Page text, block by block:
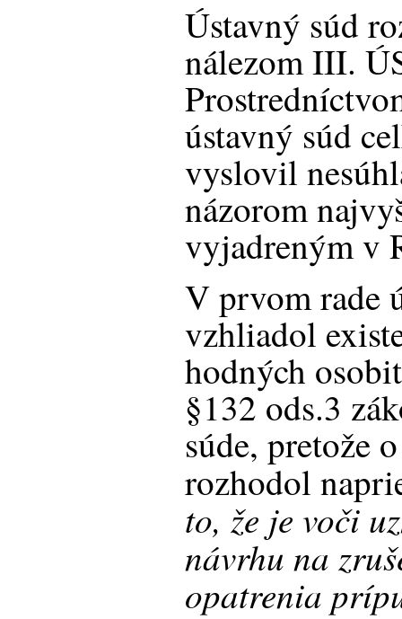
Ústavný súd
nálezom III.
ústavný súd
vyslovil
názorom
vyjadreným v
V prvom rade
vzhliadol
hodných
§132 ods.3
súde, pretože
rozhodol
to, že je voči
návrhu na
opatrenia